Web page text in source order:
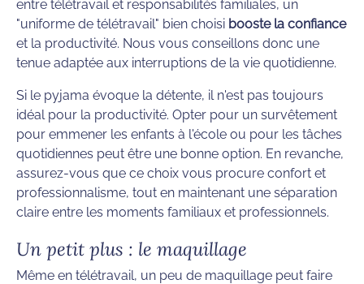
entre télétravail et responsabilités familiales, un
"uniforme de télétravail" bien choisi booste la confiance
et la productivité. Nous vous conseillons donc une
tenue adaptée aux interruptions de la vie quotidienne.
Si le pyjama évoque la détente, il n'est pas toujours
idéal pour la productivité. Opter pour un survêtement
pour emmener les enfants à l'école ou pour les tâches
quotidiennes peut être une bonne option. En revanche,
assurez-vous que ce choix vous procure confort et
professionnalisme, tout en maintenant une séparation
claire entre les moments familiaux et professionnels.
Un petit plus : le maquillage
Même en télétravail, un peu de maquillage peut faire